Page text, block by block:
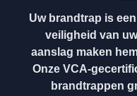
Uw brandtrap is
veiligheid van
aanslag maken
Onze VCA-
brandtrappen